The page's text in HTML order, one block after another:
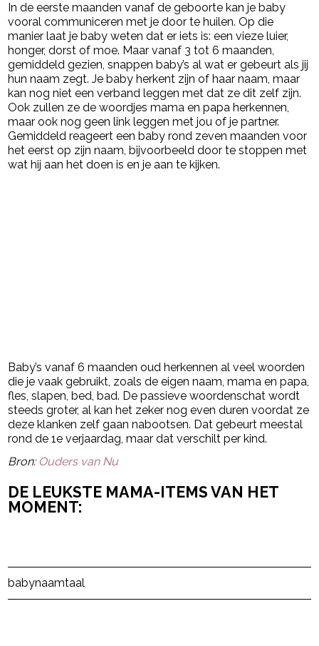
In de eerste maanden vanaf de geboorte kan je baby
vooral communiceren met je door te huilen. Op die
manier laat je baby weten dat er iets is: een vieze luier,
honger, dorst of moe. Maar vanaf 3 tot 6 maanden,
gemiddeld gezien, snappen baby’s al wat er gebeurt als jij
hun naam zegt. Je baby herkent zijn of haar naam, maar
kan nog niet een verband leggen met dat ze dit zelf zijn.
Ook zullen ze de woordjes mama en papa herkennen,
maar ook nog geen link leggen met jou of je partner.
Gemiddeld reageert een baby rond zeven maanden voor
het eerst op zijn naam, bijvoorbeeld door te stoppen met
wat hij aan het doen is en je aan te kijken.
Baby’s vanaf 6 maanden oud herkennen al veel woorden
die je vaak gebruikt, zoals de eigen naam, mama en papa,
fles, slapen, bed, bad. De passieve woordenschat wordt
steeds groter, al kan het zeker nog even duren voordat ze
deze klanken zelf gaan nabootsen. Dat gebeurt meestal
rond de 1e verjaardag, maar dat verschilt per kind.
Bron: Ouders van Nu
DE LEUKSTE MAMA-ITEMS VAN HET
MOMENT:
babynaamtaal